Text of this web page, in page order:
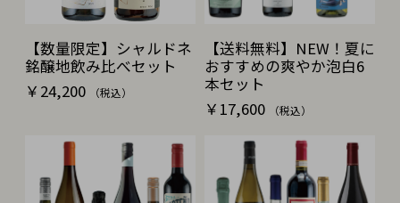
【数量限定】シャルドネ
銘醸地飲み比べセット
￥24,200
（税込）
【送料無料】NEW！夏に
おすすめの爽やか泡白6
本セット
￥17,600
（税込）